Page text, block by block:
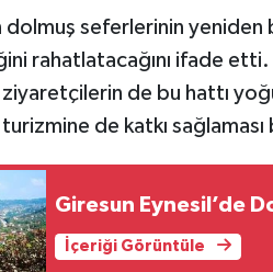
seferlerinin yeniden
rahatlatacağını ifade etti.
de bu hattı
de katkı sağlaması
Giresun Eynesil’de
İçeriği Görüntüle